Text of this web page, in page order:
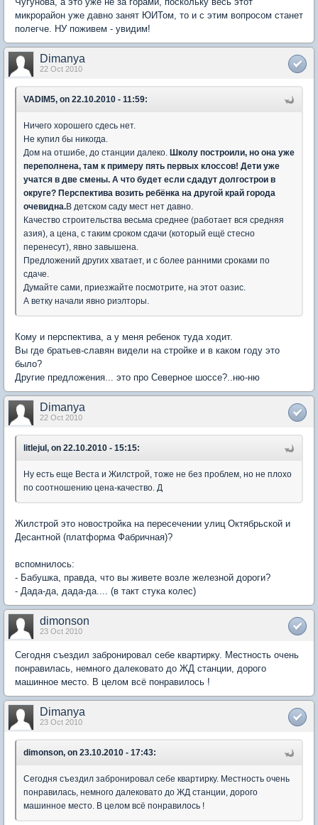
микрорайон уже давно занят ЮИТом, то и с этим вопросом станет
полегче. НУ поживем - увидим!
Dimanya
22 Oct 2010
VADIM5, on 22.10.2010 - 11:59:
Ничего хорошего сдесь нет.
Не купил бы никогда.
Дом на отшибе, до станции далеко. Школу построили, но она уже
переполнена, там к примеру пять первых клоссов! Дети уже
учатся в две смены. А что будет если сдадут долгострои в
округе? Перспектива возить ребёнка на другой край города
очевидна.В детском саду мест нет давно.
Качество строительства весьма среднее (работает вся средняя
азия), а цена, с таким сроком сдачи (который ещё стесно
перенесут), явно завышена.
Предложений других хватает, и с более ранними сроками по
сдаче.
Думайте сами, приезжайте посмотрите, на этот оазис.
А ветку начали явно риэлторы.
Кому и перспектива, а у меня ребенок туда ходит.
Вы где братьев-славян видели на стройке и в каком году это
было?
Другие предложения... это про Северное шоссе?..ню-ню
Dimanya
22 Oct 2010
litlejul, on 22.10.2010 - 15:15:
Ну есть еще Веста и Жилстрой, тоже не без проблем, но не плохо
по соотношению цена-качество. Д
Жилстрой это новостройка на пересечении улиц Октябрьской и
Десантной (платформа Фабричная)?
вспомнилось:
- Бабушка, правда, что вы живете возле железной дороги?
- Дада-да, дада-да.... (в такт стука колес)
dimonson
23 Oct 2010
Сегодня съездил забронировал себе квартирку. Местность очень
понравилась, немного далековато до ЖД станции, дорого
машинное место. В целом всё понравилось !
Dimanya
23 Oct 2010
dimonson, on 23.10.2010 - 17:43:
Сегодня съездил забронировал себе квартирку. Местность очень
понравилась, немного далековато до ЖД станции, дорого
машинное место. В целом всё понравилось !